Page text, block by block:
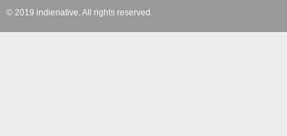
© 2019 indienative. All rights reserved.